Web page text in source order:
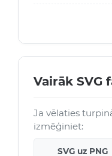
Vairāk SVG
Ja vēlaties
izmēģiniet:
SVG uz PNG